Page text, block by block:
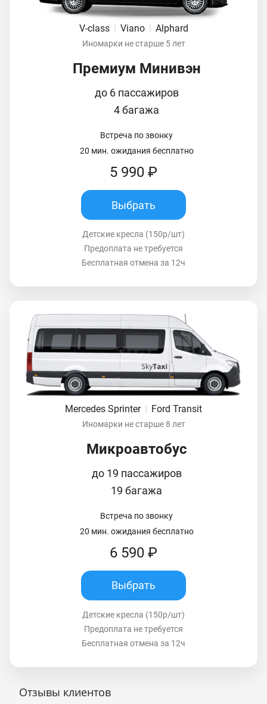
V-class Viano Alphard
Иномарки не старше 5 лет
Премиум Минивэн
до 6 пассажиров
4 багажа
Встреча по звонку
20 мин. ожидания бесплатно
5 990 ₽
Выбрать
Детские кресла (150р/шт)
Предоплата не требуется
Бесплатная отмена за 12ч
Mercedes Sprinter | Ford Transit
Иномарки не старше 8 лет
Микроавтобус
до 19 пассажиров
19 багажа
Встреча по звонку
20 мин. ожидания бесплатно
6 590 ₽
Выбрать
Детские кресла (150р/шт)
Предоплата не требуется
Бесплатная отмена за 12ч
Отзывы клиентов